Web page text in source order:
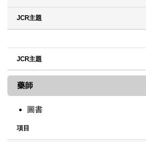
藥師
圖書
項目